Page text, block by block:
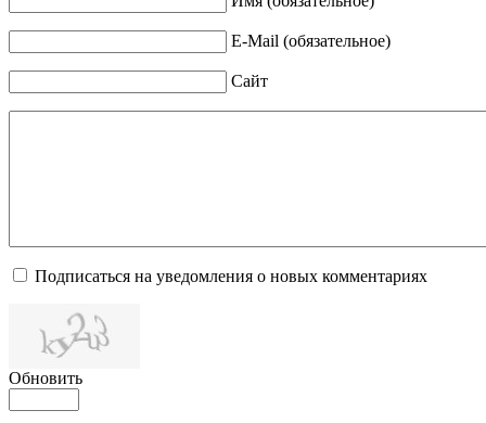
E-Mail (обязательное)
Сайт
Подписаться на уведомления о новых комментариях
Обновить